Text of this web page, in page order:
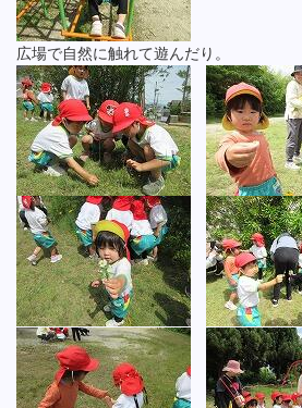
広場で自然に触れて遊んだり。